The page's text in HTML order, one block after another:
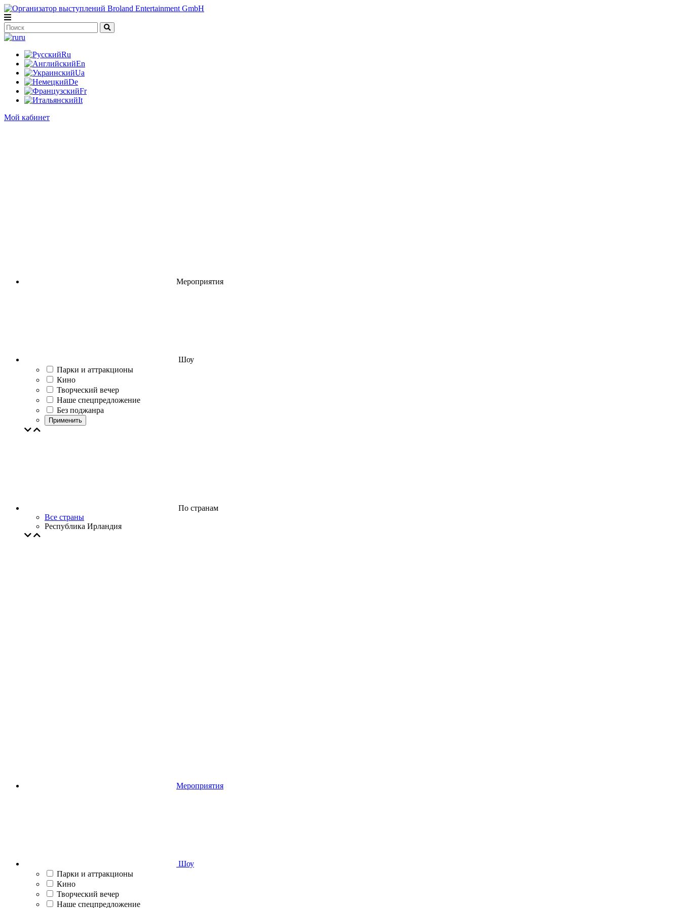
ru
Ru
En
Ua
De
Fr
It
Мой кабинет
Мероприятия
Шоу
Парки и аттракционы
Кино
Творческий вечер
Наше спецпредложение
Без поджанра
Применить
По странам
Все страны
Республика Ирландия
Мероприятия
Шоу
Парки и аттракционы
Кино
Творческий вечер
Наше спецпредложение